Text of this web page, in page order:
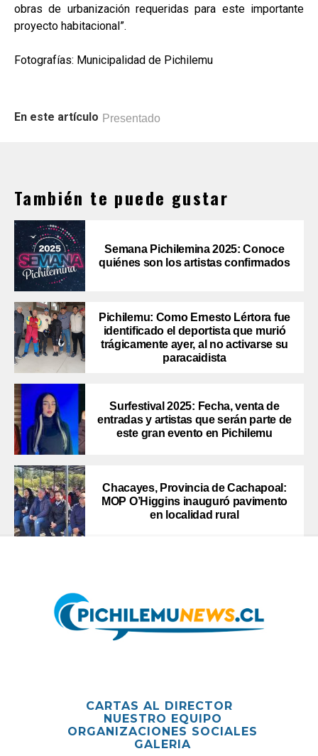
obras de urbanización requeridas para este importante
proyecto habitacional”.
Fotografías: Municipalidad de Pichilemu
En este artículo Presentado
También te puede gustar
Semana Pichilemina 2025: Conoce
quiénes son los artistas confirmados
Pichilemu: Como Ernesto Lértora fue
identificado el deportista que murió
trágicamente ayer, al no activarse su
paracaidista
Surfestival 2025: Fecha, venta de
entradas y artistas que serán parte de
este gran evento en Pichilemu
Chacayes, Provincia de Cachapoal:
MOP O’Higgins inauguró pavimento
en localidad rural
CARTAS AL DIRECTOR
NUESTRO EQUIPO
ORGANIZACIONES SOCIALES
GALERIA